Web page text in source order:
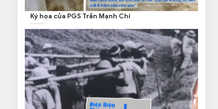
Ký họa của PGS Trần Mạnh Chí